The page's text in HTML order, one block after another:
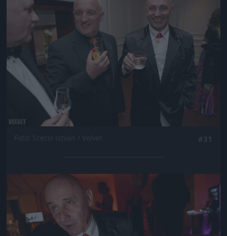
Jön még kép!